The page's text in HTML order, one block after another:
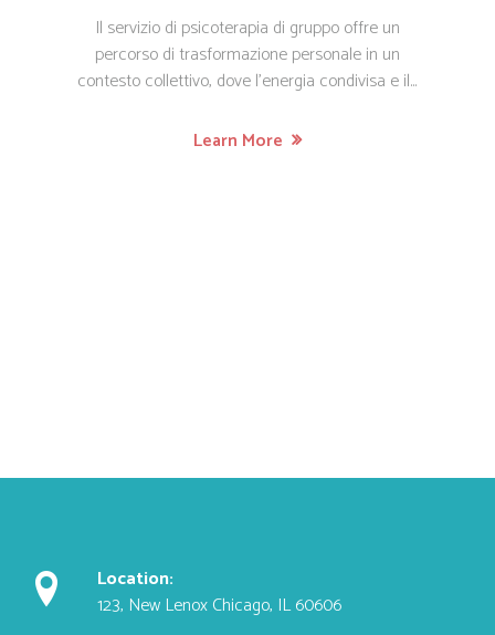
Il servizio di psicoterapia di gruppo offre un
percorso di trasformazione personale in un
contesto collettivo, dove l’energia condivisa e il...
Learn More
Location:
123, New Lenox Chicago, IL 60606